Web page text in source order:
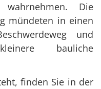
Die
mündeten in einen
und
bauliche
finden Sie in der